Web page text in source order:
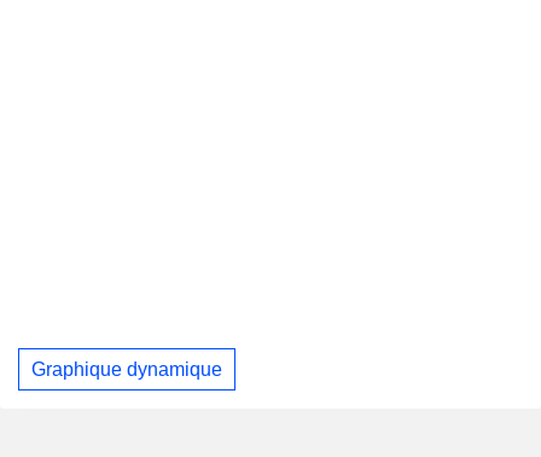
Graphique dynamique